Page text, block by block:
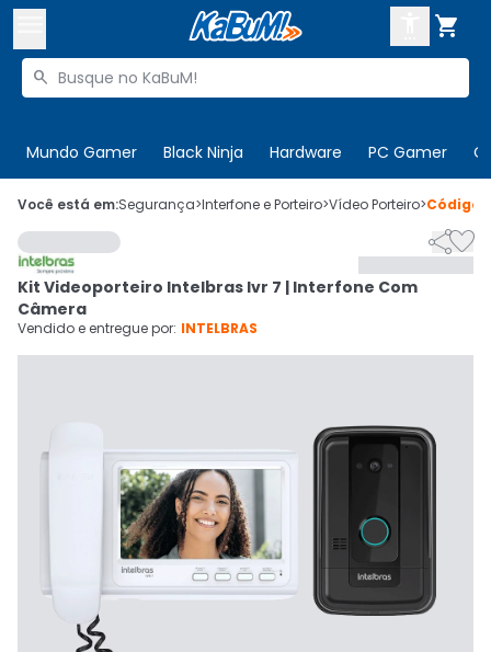

Buscar produtos

Mundo Gamer Black Ninja Hardware PC Gamer
 Olá. Acesse sua conta
 Departamentos
 Cupons
CADASTRE-SE
Você está em:Segurança>Interfone e Porteiro>Vídeo Porteiro>Código

Kit Videoporteiro Intelbras Ivr 7 | Interfone Com
Câmera
Vendido e entregue por: INTELBRAS